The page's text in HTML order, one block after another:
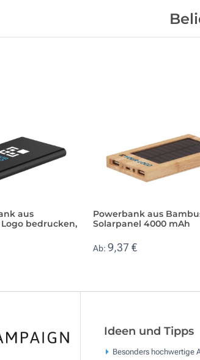
aus
bedrucken,
Powerbank aus
Solarpanel 4000 mAh
Ab: 9,37 €
Ideen und Tipps
Besonders hochwertige